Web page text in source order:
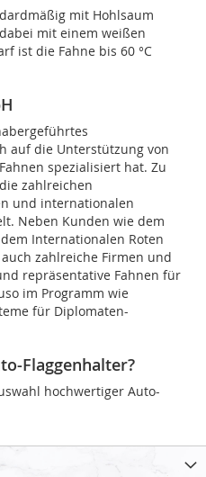
mit Hohlsaum
mit einem weißen
ist die Fahne bis 60 °C
auf die Unterstützung von
spezialisiert hat. Zu
zahlreichen
und internationalen
Neben Kunden wie dem
Internationalen Roten
zahlreiche Firmen und
repräsentative Fahnen für
im Programm wie
für Diplomaten-
Flaggenhalter?
hochwertiger Auto-